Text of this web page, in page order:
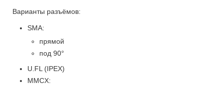
Варианты разъёмов:
SMA:
прямой
под 90°
U.FL (IPEX)
MMCX: